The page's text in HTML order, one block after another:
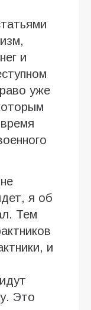
и
уже
я об
Тем
и
Это